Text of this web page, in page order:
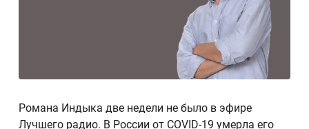
Романа Индыка две недели не было в эфире
Лучшего радио. В России от COVID-19 умерла его